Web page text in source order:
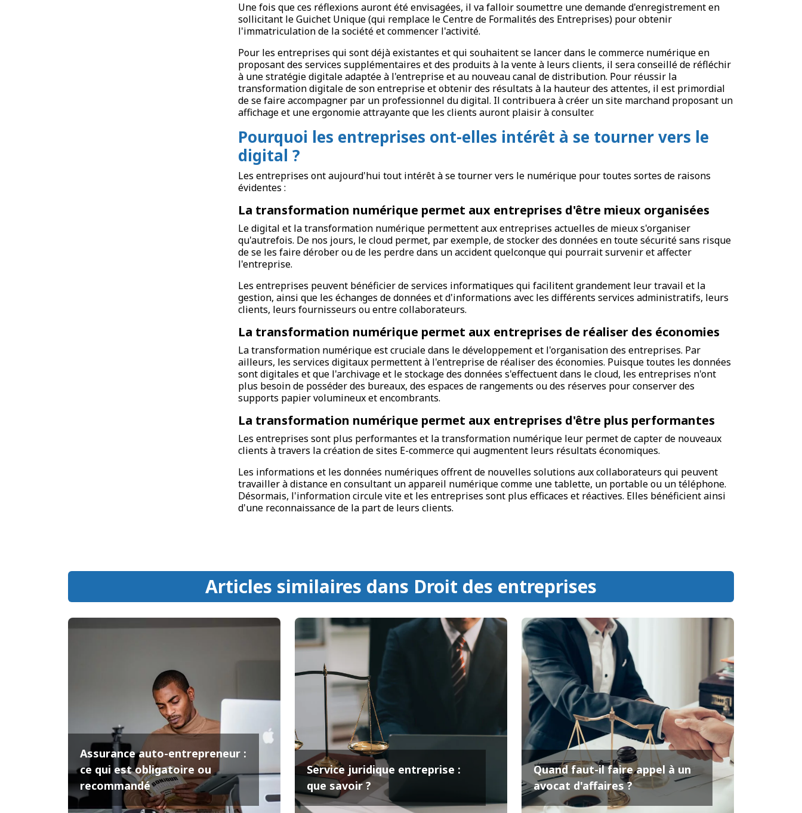
Une fois que ces réflexions auront été envisagées, il va falloir soumettre une demande d'enregistrement en
sollicitant le Guichet Unique (qui remplace le Centre de Formalités des Entreprises) pour obtenir
l'immatriculation de la société et commencer l'activité.
Pour les entreprises qui sont déjà existantes et qui souhaitent se lancer dans le commerce numérique en
proposant des services supplémentaires et des produits à la vente à leurs clients, il sera conseillé de réfléchir
à une stratégie digitale adaptée à l'entreprise et au nouveau canal de distribution. Pour réussir la
transformation digitale de son entreprise et obtenir des résultats à la hauteur des attentes, il est primordial
de se faire accompagner par un professionnel du digital. Il contribuera à créer un site marchand proposant un
affichage et une ergonomie attrayante que les clients auront plaisir à consulter.
Pourquoi les entreprises ont-elles intérêt à se tourner vers le
digital ?
Les entreprises ont aujourd'hui tout intérêt à se tourner vers le numérique pour toutes sortes de raisons
évidentes :
La transformation numérique permet aux entreprises d'être mieux organisées
Le digital et la transformation numérique permettent aux entreprises actuelles de mieux s'organiser
qu'autrefois. De nos jours, le cloud permet, par exemple, de stocker des données en toute sécurité sans risque
de se les faire dérober ou de les perdre dans un accident quelconque qui pourrait survenir et affecter
l'entreprise.
Les entreprises peuvent bénéficier de services informatiques qui facilitent grandement leur travail et la
gestion, ainsi que les échanges de données et d'informations avec les différents services administratifs, leurs
clients, leurs fournisseurs ou entre collaborateurs.
La transformation numérique permet aux entreprises de réaliser des économies
La transformation numérique est cruciale dans le développement et l'organisation des entreprises. Par
ailleurs, les services digitaux permettent à l'entreprise de réaliser des économies. Puisque toutes les données
sont digitales et que l'archivage et le stockage des données s'effectuent dans le cloud, les entreprises n'ont
plus besoin de posséder des bureaux, des espaces de rangements ou des réserves pour conserver des
supports papier volumineux et encombrants.
La transformation numérique permet aux entreprises d'être plus performantes
Les entreprises sont plus performantes et la transformation numérique leur permet de capter de nouveaux
clients à travers la création de sites E-commerce qui augmentent leurs résultats économiques.
Les informations et les données numériques offrent de nouvelles solutions aux collaborateurs qui peuvent
travailler à distance en consultant un appareil numérique comme une tablette, un portable ou un téléphone.
Désormais, l'information circule vite et les entreprises sont plus efficaces et réactives. Elles bénéficient ainsi
d'une reconnaissance de la part de leurs clients.
Articles similaires dans Droit des entreprises
Assurance auto-entrepreneur :
ce qui est obligatoire ou
recommandé
Service juridique entreprise :
que savoir ?
Quand faut-il faire appel à un
avocat d'affaires ?